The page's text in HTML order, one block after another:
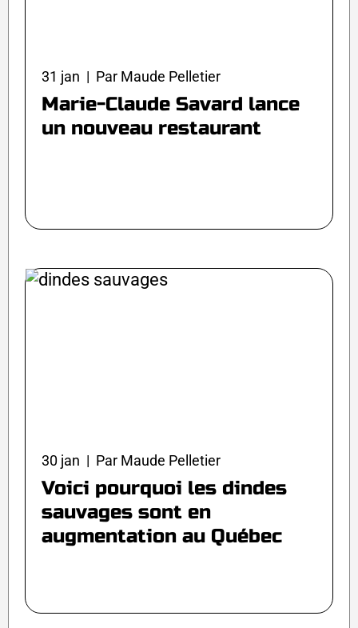
31 jan | Par Maude Pelletier
Marie-Claude Savard lance
un nouveau restaurant
30 jan | Par Maude Pelletier
Voici pourquoi les dindes
sauvages sont en
augmentation au Québec